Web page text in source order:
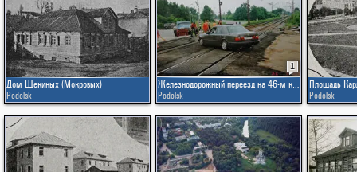
Дом Щекиных (Мокровых)
Podolsk
Железнодорожный переезд на 46-м км.
Podolsk
1
Podolsk